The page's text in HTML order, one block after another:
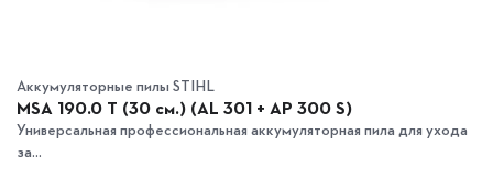
Аккумуляторные пилы STIHL
MSA 190.0 T (30 см.) (AL 301 + AP 300 S)
Универсальная профессиональная аккумуляторная пила для ухода
за...